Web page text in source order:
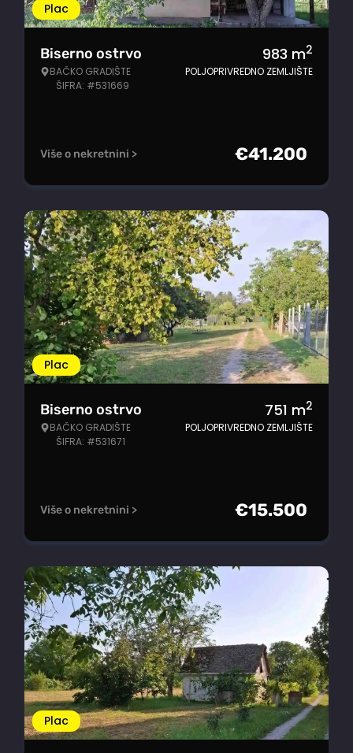
Plac
Biserno ostrvo
BAČKO GRADIŠTE
ŠIFRA: #531669
983 m2
POLJOPRIVREDNO ZEMLJIŠTE
Više o nekretnini > €41.200
Plac
Biserno ostrvo
BAČKO GRADIŠTE
ŠIFRA: #531671
751 m2
POLJOPRIVREDNO ZEMLJIŠTE
Više o nekretnini > €15.500
Plac